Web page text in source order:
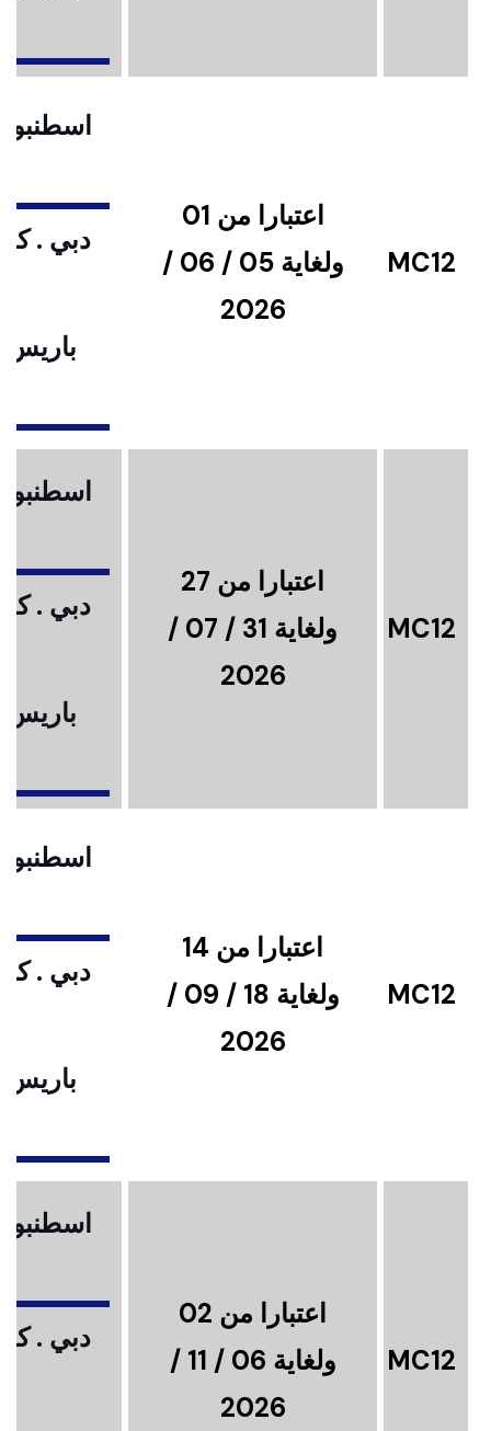
MC12
اعتبارا من 01
ولغاية 05 / 06 /
2026
دبي .
باريس
MC12
اعتبارا من 27
ولغاية 31 / 07 /
2026
دبي .
باريس
MC12
اعتبارا من 14
ولغاية 18 / 09 /
2026
دبي .
باريس
MC12
اعتبارا من 02
ولغاية 06 / 11 /
2026
دبي .